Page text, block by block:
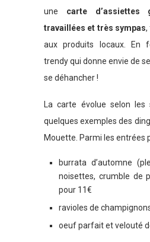
une carte d’assiettes
travaillées et très sympas,
aux produits locaux. En
trendy qui donne envie de
se déhancher !
La carte évolue selon les
quelques exemples des
Mouette. Parmi les entrées
burrata d’automne
noisettes, crumble de
pour 11€
ravioles de
oeuf parfait et velouté